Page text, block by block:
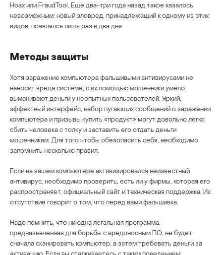
Hoax или FraudTool. Еще два-три года назад такое казалось
невозможным: новый зловред, принадлежащий к одному из этих
видов, появлялся лишь раз в два дня.
Методы защиты
Хотя заражение компьютера фальшивыми антивирусами не
наносит вреда системе, с их помощью мошенники умело
выманивают деньги у неопытных пользователей. Яркий,
эффектный интерфейс, набор пугающих сообщений о заражении
компьютера и призывы купить «продукт» могут довольно легко
сбить человека с толку и заставить его отдать деньги
мошенникам. Для того чтобы обезопасить себя, необходимо
запомнить несколько правил.
Если на вашем компьютере активизировался неизвестный
антивирус, необходимо проверить, есть ли у фирмы, которая его
распространяет, официальный сайт и техническая поддержка. Их
отсутствие говорит о том, что перед вами фальшивка.
Надо помнить, что ни одна легальная программа,
предназначенная для борьбы с вредоносным ПО, не будет
сначала сканировать компьютер, а затем требовать деньги за